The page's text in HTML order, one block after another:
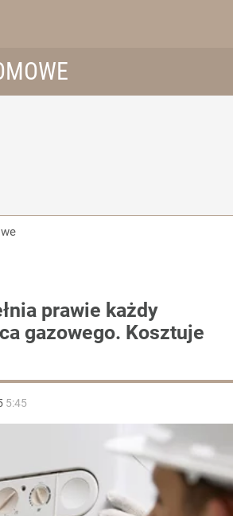
prawie każdy
gazowego. Kosztuje
5:45